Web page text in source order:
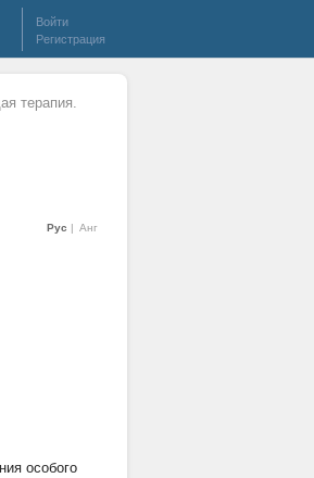
Войти
Регистрация
терапия.
Рус Анг
особого